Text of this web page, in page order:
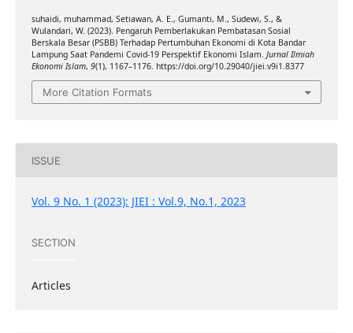
suhaidi, muhammad, Setiawan, A. E., Gumanti, M., Sudewi, S., &
Wulandari, W. (2023). Pengaruh Pemberlakukan Pembatasan Sosial
Berskala Besar (PSBB) Terhadap Pertumbuhan Ekonomi di Kota Bandar
Lampung Saat Pandemi Covid-19 Perspektif Ekonomi Islam. Jurnal Ilmiah
Ekonomi Islam, 9(1), 1167–1176. https://doi.org/10.29040/jiei.v9i1.8377
More Citation Formats
ISSUE
Vol. 9 No. 1 (2023): JIEI : Vol.9, No.1, 2023
SECTION
Articles